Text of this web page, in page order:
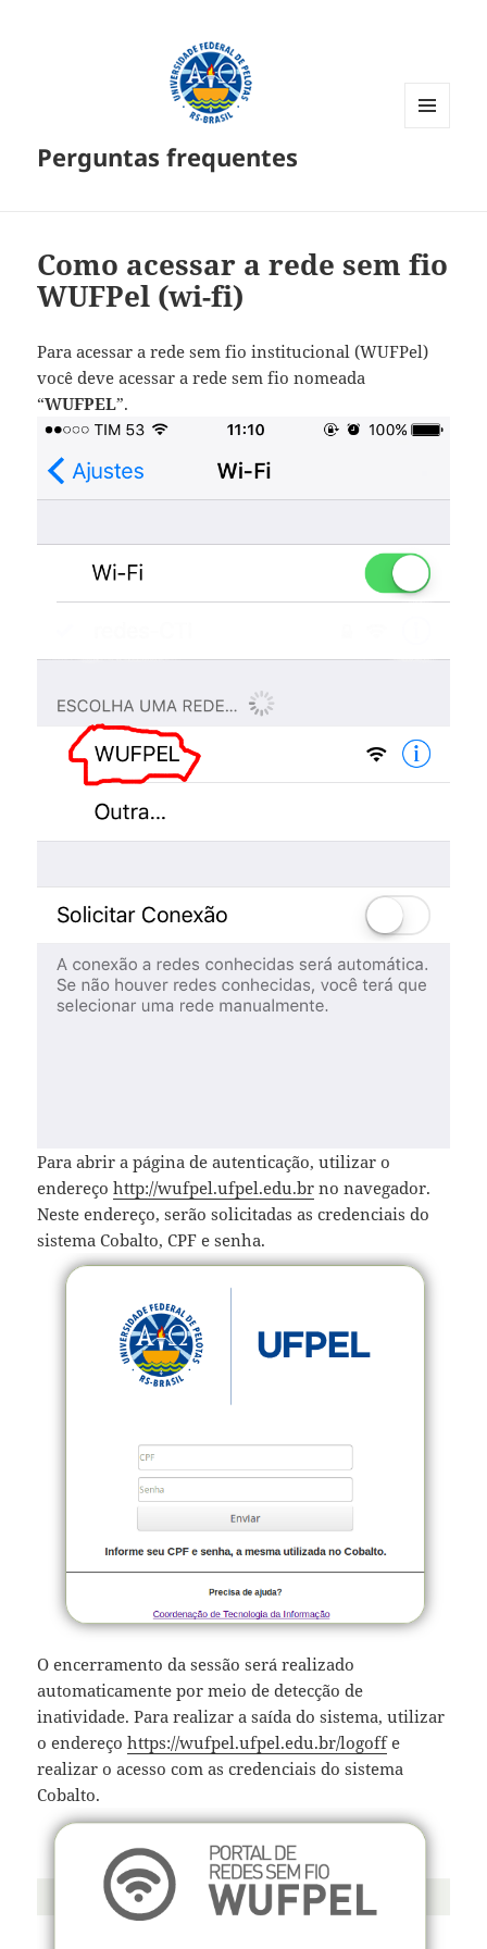
Perguntas frequentes
Como acessar a rede sem fio
WUFPel (wi-fi)
Para acessar a rede sem fio institucional (WUFPel)
você deve acessar a rede sem fio nomeada
“WUFPEL”.
Para abrir a página de autenticação, utilizar o
endereçohttp://wufpel.ufpel.edu.br no navegador.
Neste endereço, serão solicitadas as credenciais do
sistema Cobalto, CPF e senha.
O encerramento da sessão será realizado
automaticamente por meio de detecção de
inatividade. Para realizar a saída do sistema, utilizar
o endereçohttps://wufpel.ufpel.edu.br/logoffe
realizar o acesso com as credenciais do sistema
Cobalto.